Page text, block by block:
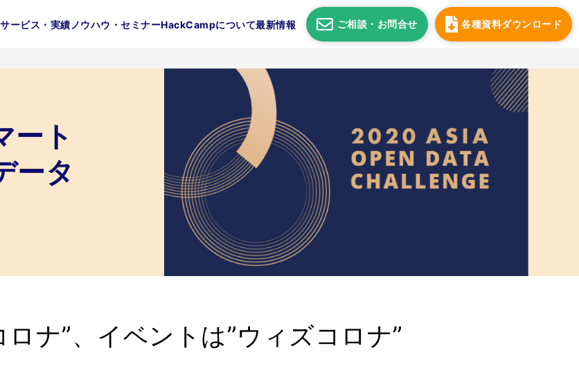
サービス・実績 ノウハウ・セミナーHackCampについて最新情報 ご相談・ お問合せ 各種資料ダウンロード
ート
ータ
ナ”、イベントは”ウィズコロナ”